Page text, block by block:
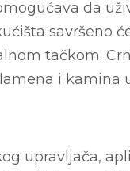
da
savršeno
tačkom.
i kamina
upravljača,